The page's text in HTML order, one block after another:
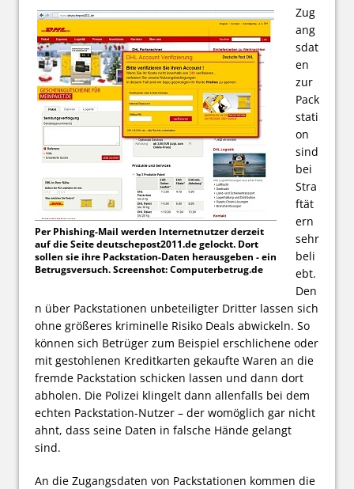
Per Phishing-Mail werden Internetnutzer derzeit
auf die Seite deutschepost2011.de gelockt. Dort
sollen sie ihre Packstation-Daten herausgeben - ein
Betrugsversuch. Screenshot: Computerbetrug.de
Zug
ang
sdat
en
zur
Pack
stati
on
sind
bei
Stra
ftät
ern
sehr
beli
ebt.
Den
n über Packstationen unbeteiligter Dritter lassen sich
ohne größeres kriminelle Risiko Deals abwickeln. So
können sich Betrüger zum Beispiel erschlichene oder
mit gestohlenen Kreditkarten gekaufte Waren an die
fremde Packstation schicken lassen und dann dort
abholen. Die Polizei klingelt dann allenfalls bei dem
echten Packstation-Nutzer – der womöglich gar nicht
ahnt, dass seine Daten in falsche Hände gelangt
sind.
An die Zugangsdaten von Packstationen kommen die